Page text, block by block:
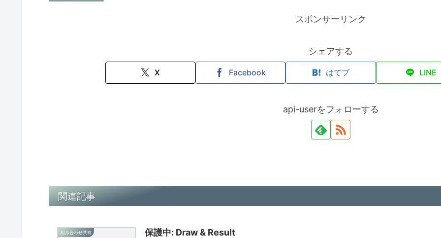
スポンサーリンク
シェアする
X Facebook はてブ LINE
api-userをフォローする
関連記事
組み合わせ共有 保護中: Draw & Result